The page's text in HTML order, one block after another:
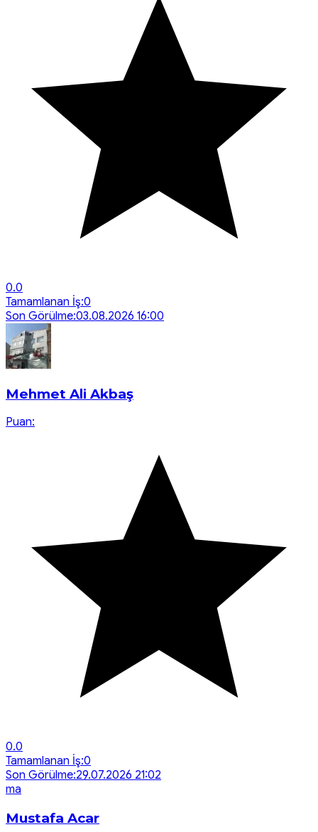
0.0
Tamamlanan İş:0
Son Görülme:03.08.2026 16:00
Mehmet Ali Akbaş
Puan:
0.0
Tamamlanan İş:0
Son Görülme:29.07.2026 21:02
ma
Mustafa Acar